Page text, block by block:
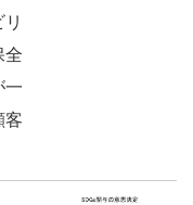
全
一
客